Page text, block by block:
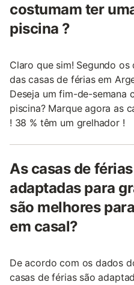
costumam ter
piscina ?
Claro que sim! Segundo
das casas de férias em
Deseja um fim-de-semana
piscina? Marque agora as
! 38 % têm um grelhador !
As casas de
adaptadas para
são melhores
em casal?
De acordo com os dados
casas de férias são